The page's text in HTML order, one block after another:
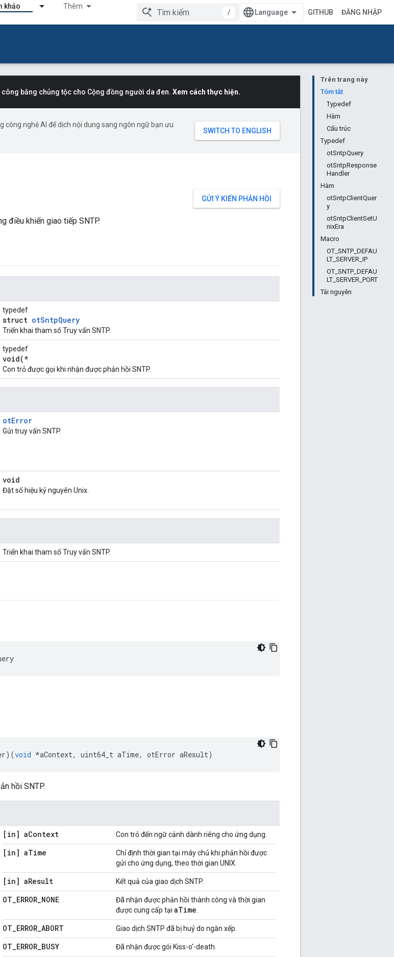
khảo Thêm
/ GITHUB ĐĂNG NHẬP
Trên trang này
Tóm tắt
Typedef
Hàm
Cấu trúc
Typedef
otSntpQuery
otSntpResponse
Handler
Hàm
otSntpClientQuer
y
otSntpClientSetU
nixEra
Macro
OT_SNTP_DEFAU
LT_SERVER_IP
OT_SNTP_DEFAU
LT_SERVER_PORT
Tài nguyên
bằng chủng tộc cho Cộng đồng người da đen. Xem cách thực hiện.
công nghệ AI để dịch nội dung sang ngôn ngữ bạn ưu
GỬI Ý KIẾN PHẢN HỒI
điều khiển giao tiếp SNTP.
typedef
struct otSntpQuery
Triển khai tham số Truy vấn SNTP.
typedef
void(*
Con trỏ được gọi khi nhận được phản hồi SNTP.
otError
Gửi truy vấn SNTP.
void
Đặt số hiệu kỷ nguyên Unix.
Triển khai tham số Truy vấn SNTP.
)(void *aContext, uint64_t aTime, otError aResult)
hồi SNTP.
[in] aContext Con trỏ đến ngữ cảnh dành riêng cho ứng dụng.
[in] aTime
Chỉ định thời gian tại máy chủ khi phản hồi được
gửi cho ứng dụng, theo thời gian UNIX.
[in] aResult Kết quả của giao dịch SNTP.
OT_ERROR_NONE
Đã nhận được phản hồi thành công và thời gian
được cung cấp tại aTime
OT_ERROR_ABORT Giao dịch SNTP đã bị huỷ do ngăn xếp.
OT_ERROR_BUSY Đã nhận được gói Kiss-o'-death.